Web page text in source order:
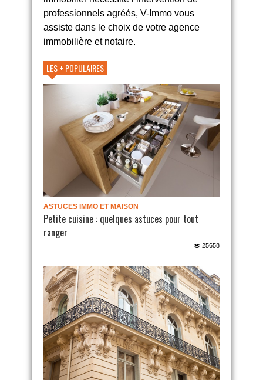
professionnels agréés, V-Immo vous
assiste dans le choix de votre agence
immobilière et notaire.
LES + POPULAIRES
ASTUCES IMMO ET MAISON
Petite cuisine : quelques astuces pour tout
ranger
25658